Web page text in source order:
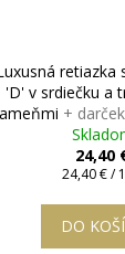
retiazka
'D' v srdiečku a
+
24,40
24,40 € /
DO